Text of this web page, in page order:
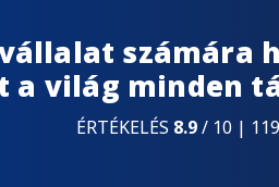
vállalat számára
a világ minden
ÉRTÉKELÉS 8.9/ 10 |